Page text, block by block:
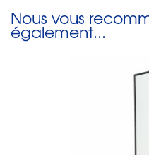
Nous vous
également...